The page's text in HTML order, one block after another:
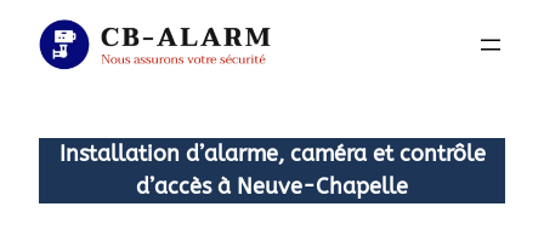
Aller
Installation d’alarme, caméra et contrôle
d’accès à Neuve-Chapelle